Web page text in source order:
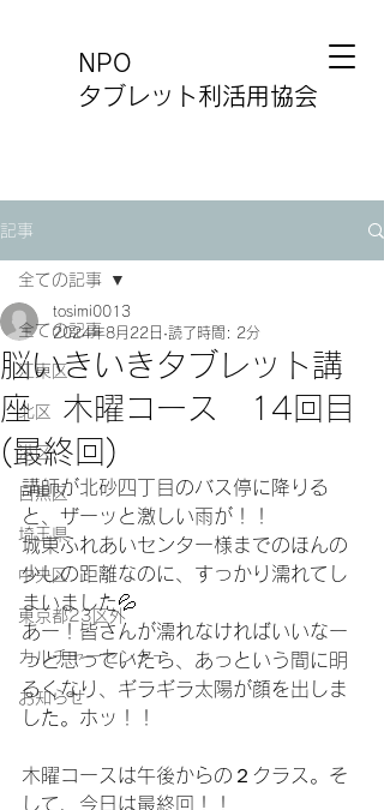
NPO
タブレット利活用協会
記事
全ての記事
江東区
北区
港区
目黒区
埼玉県
中央区
東京都23区外
カルチャーセンター
お知らせ
全ての記事
脳いきいきタブレット講
座 木曜コース 14回目
(最終回)
tosimi0013
2024年8月22日 読了時間: 2分
講師が北砂四丁目のバス停に降りる
と、ザーッと激しい雨が！！
城東ふれあいセンター様までのほんの
少しの距離なのに、すっかり濡れてし
まいました💦
あー！皆さんが濡れなければいいなー
っと思っていたら、あっという間に明
るくなり、ギラギラ太陽が顔を出しま
した。ホッ！！
木曜コースは午後からの２クラス。そ
して、今日は最終回！！